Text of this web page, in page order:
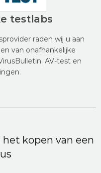
testlabs
raden wij u aan
van onafhankelijke
AV-test en
kopen van een